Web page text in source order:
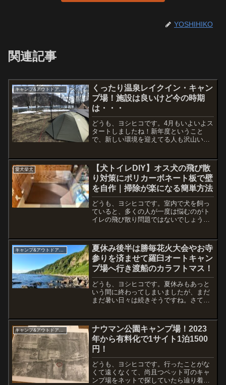
YOSHIHIKO
関連記事
キャンプ&アウトドア用品
くったり温泉レイクイン・キャン
プ場！施設は良いけど今の時期
は・・・
どうも、ヨシヒコです。4月もいよいよス
タートしましたね！新年度ということ
で、新しい環境を迎えてる人も沢山いる
る方もいるのではないでしょうか？僕に
関しては転勤などの変化も...
愛犬柴犬
【犬トイレDIY】オス犬の飛び散
り対策にポリカーボネート板で壁
を自作｜掃除が楽になる簡単方法
どうも、ヨシヒコです。室内で犬を飼っ
ていると、多くの人が一度は悩むのがト
イレの飛び散り問題ではないでしょう
といったことがよく起こります。我が家
でも、柴犬の咲希と進次郎の...
夏休み後半は勝毎花火大会やお寺
参りを済ませて羅臼オートキャン
プ場へ行き渡船のカラフトマス！
どうも、ヨシヒコです。夏休みもあっと
いう間に終わってしまいましたが、まだ
まだ暑い日々は続きそうですね。さて、
り、午後から実家にお坊さんが来る。そ
の予定に合わせて、午前中...
ナウマン公園キャンプ場！2023
年から有料化で1サイト1泊1500
円！
どうも、ヨシヒコです。行ったことがな
くて遠くなくて、尚且つペット可のキャ
ンプ場をネットで探していたら辿り着い